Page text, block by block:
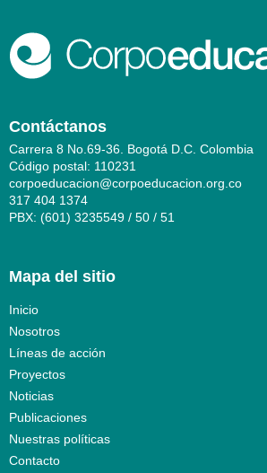
Contáctanos
Carrera 8 No.69-36. Bogotá D.C. Colombia
Código postal: 110231
corpoeducacion@corpoeducacion.org.co
317 404 1374
PBX: (601) 3235549 / 50 / 51
Mapa del sitio
Inicio
Nosotros
Líneas de acción
Proyectos
Noticias
Publicaciones
Nuestras políticas
Contacto